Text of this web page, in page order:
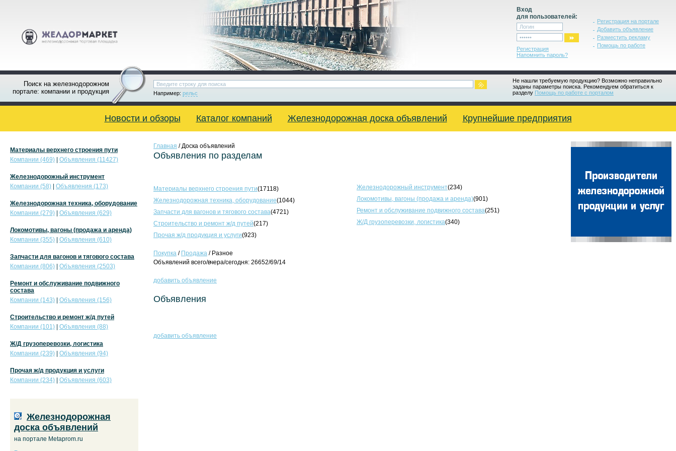
Вход
для пользователей:
Регистрация
Напомнить пароль?
Регистрация на портале
Добавить объявление
Разместить рекламу
Помощь по работе
Поиск на железнодорожном
портале: компании и продукция
Не нашли требуемую продукцию? Возможно неправильно
заданы параметры поиска. Рекомендуем обратиться к
разделу Помощь по работе с порталом
Например: рельс
Новости и обзоры Каталог компаний Железнодорожная доска объявлений Крупнейшие предприятия
Главная / Доска объявлений
Объявления по разделам
Материалы верхнего строения пути(17118) Железнодорожный инструмент(234)
Железнодорожная техника, оборудование(1044) Локомотивы, вагоны (продажа и аренда)(901)
Запчасти для вагонов и тягового состава(4721) Ремонт и обслуживание подвижного состава(251)
Строительство и ремонт ж/д путей(217) Ж/Д грузоперевозки, логистика(340)
Прочая ж/д продукция и услуги(923)
Покупка / Продажа / Разное
Объявлений всего/вчера/сегодня: 26652/69/14
добавить объявление
Объявления
добавить объявление
Материалы верхнего строения пути
Компании (469)
Объявления (11427)
Железнодорожный инструмент
Компании (58)
Объявления (173)
Железнодорожная техника, оборудование
Компании (279)
Объявления (629)
Локомотивы, вагоны (продажа и аренда)
Компании (355)
Объявления (610)
Запчасти для вагонов и тягового состава
Компании (806)
Объявления (2503)
Ремонт и обслуживание подвижного
состава
Компании (143)
Объявления (156)
Строительство и ремонт ж/д путей
Компании (101)
Объявления (88)
Ж/Д грузоперевозки, логистика
Компании (239)
Объявления (94)
Прочая ж/д продукция и услуги
Компании (234)
Объявления (603)
Железнодорожная
доска объявлений
на портале Metaprom.ru